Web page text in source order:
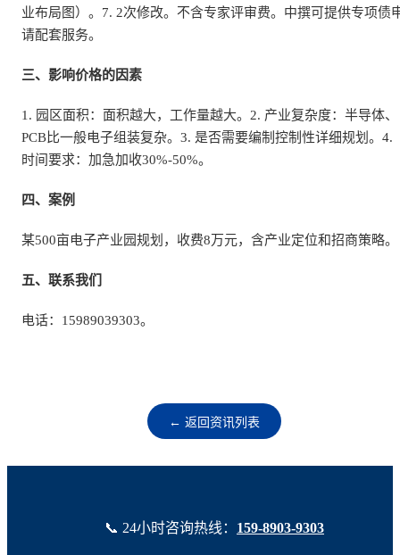
业布局图）。7. 2次修改。不含专家评审费。中撰可提供专项债
请配套服务。
三、影响价格的因素
1. 园区面积：面积越大，工作量越大。2. 产业复杂度：半导体、
PCB比一般电子组装复杂。3. 是否需要编制控制性详细规划。4.
时间要求：加急加收30%-50%。
四、案例
某500亩电子产业园规划，收费8万元，含产业定位和招商策略。
五、联系我们
电话：15989039303。
← 返回资讯列表
📞 24小时咨询热线： 159-8903-9303